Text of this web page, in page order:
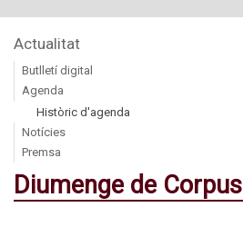
Actualitat
Butlletí digital
Agenda
Històric d'agenda
Notícies
Premsa
Diumenge de Corpus